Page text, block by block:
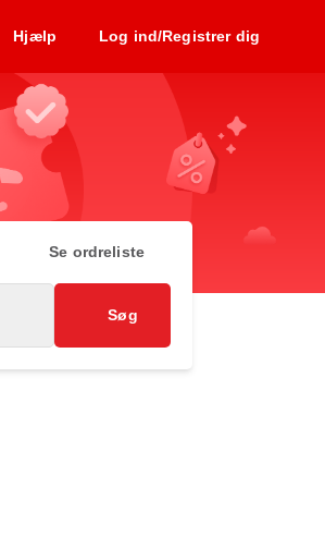
Hjælp Log ind/Registrer dig
Se ordreliste
Søg